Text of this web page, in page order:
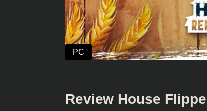
Review House